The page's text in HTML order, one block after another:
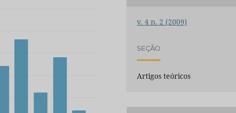
v. 4 n. 2 (2009)
SEÇÃO
Artigos teóricos